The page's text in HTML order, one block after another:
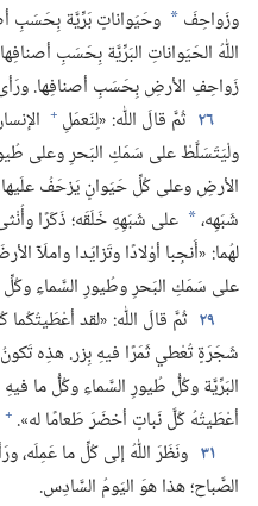
وزَواحِفَ * وحَيَواناتٍ بَرِّيَّة بِحَسَبِ
اللّٰهُ الحَيَواناتِ البَرِّيَّة بِحَسَبِ
زَواحِفِ الأرضِ بِحَسَبِ أصنافِها.‏
٢٦ ثُمَّ قالَ اللّٰه:‏ «لِنَعمَلِ +
ولْيَتَسَلَّطْ على سَمَكِ البَحرِ وعلى
الأرضِ وعلى كُلِّ حَيَوانٍ يَزحَفُ
شَبَهِه،‏* على شَبَهِهِ خَلَقَه؛‏ ذَكَرًا
لهُما:‏ «أَنجِبا أوْلادًا وتَزايَدا واملَآ
على سَمَكِ البَحرِ وطُيورِ السَّماءِ
٢٩ ثُمَّ قالَ اللّٰه:‏ «لقد
شَجَرَةٍ تُعْطي ثَمَرًا فيهِ بِزر.‏ هذِه تَكونُ
البَرِّيَّة وكُلُّ طُيورِ السَّماءِ وكُلُّ ما
أعْطَيتُهُ كُلَّ نَباتٍ أخضَرَ طَعامًا له».‏ +
٣١ ونَظَرَ اللّٰهُ إلى كُلِّ ما عَمِلَه،‏
الصَّباح؛‏ هذا هوَ اليَومُ السَّادِس.‏